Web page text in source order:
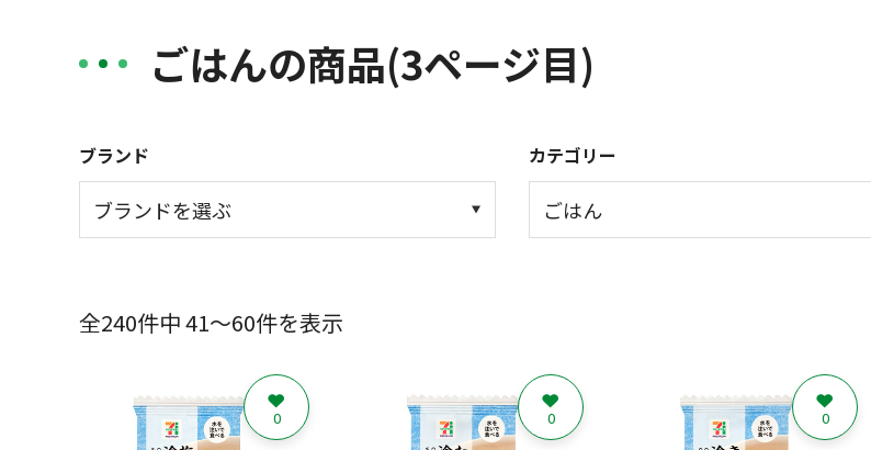
ごはんの商品(3ページ目)
ブランド カテゴリー
全240件中 41～60件を表示
0 0 0